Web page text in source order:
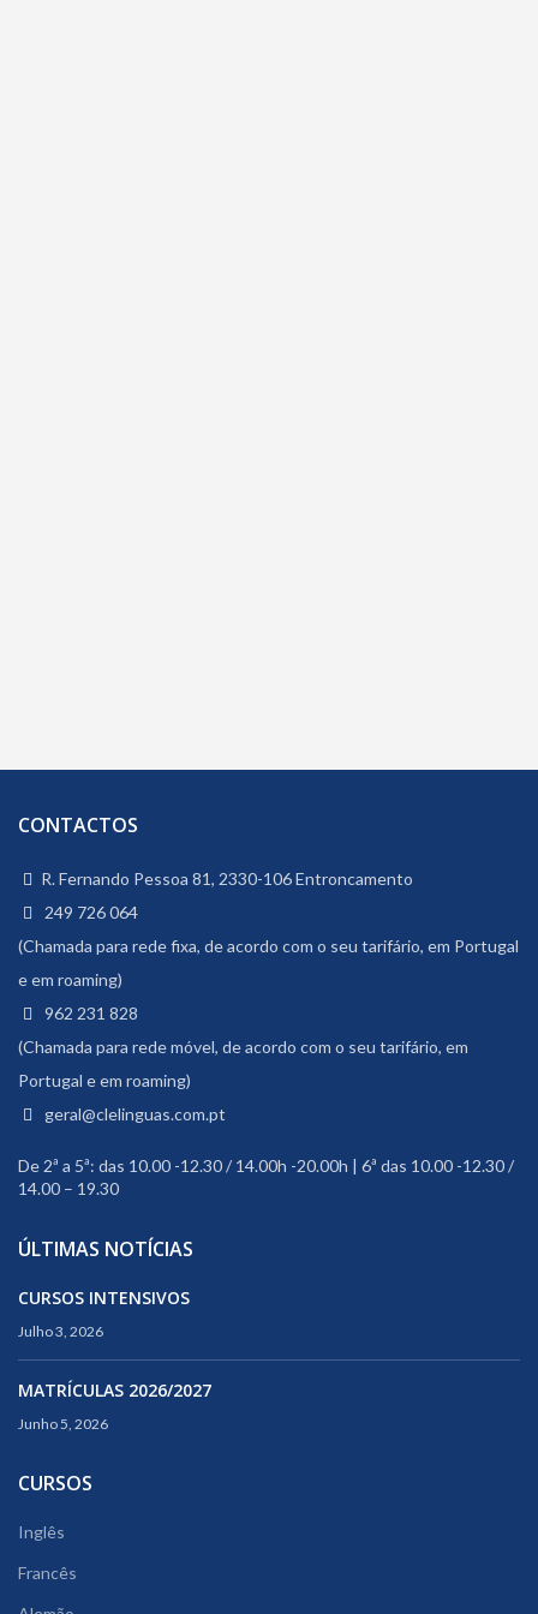
CONTACTOS
R. Fernando Pessoa 81, 2330-106 Entroncamento
249 726 064
(Chamada para rede fixa, de acordo com o seu tarifário, em Portugal
e em roaming)
962 231 828
(Chamada para rede móvel, de acordo com o seu tarifário, em
Portugal e em roaming)
geral@clelinguas.com.pt
De 2ª a 5ª: das 10.00 -12.30 / 14.00h -20.00h | 6ª das 10.00 -12.30 /
14.00 – 19.30
ÚLTIMAS NOTÍCIAS
CURSOS INTENSIVOS
Julho 3, 2026
MATRÍCULAS 2026/2027
Junho 5, 2026
CURSOS
Inglês
Francês